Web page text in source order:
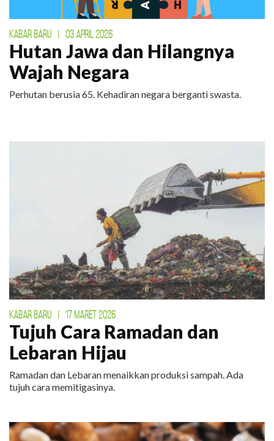
KABAR BARU | 03 APRIL 2026
Hutan Jawa dan Hilangnya
Wajah Negara
Perhutan berusia 65. Kehadiran negara berganti swasta.
KABAR BARU | 17 MARET 2026
Tujuh Cara Ramadan dan
Lebaran Hijau
Ramadan dan Lebaran menaikkan produksi sampah. Ada
tujuh cara memitigasinya.